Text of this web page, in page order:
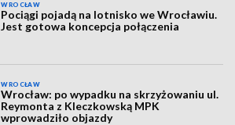
WROCŁAW
Pociągi pojadą na lotnisko we Wrocławiu.
Jest gotowa koncepcja połączenia
WROCŁAW
Wrocław: po wypadku na skrzyżowaniu ul.
Reymonta z Kleczkowską MPK
wprowadziło objazdy